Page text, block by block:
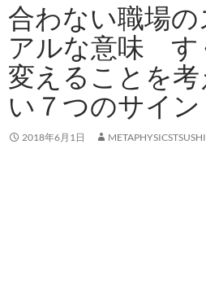
合わない職場
アルな意味 す
変えることを
い７つのサイン
2018年6月1日